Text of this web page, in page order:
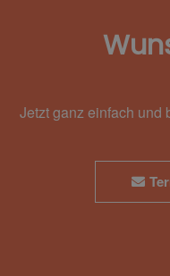
Jetzt ganz einfach und